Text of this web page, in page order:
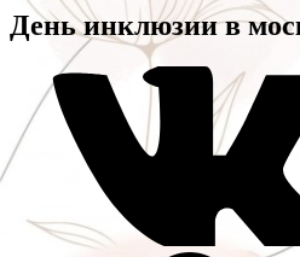
День инклюзии в